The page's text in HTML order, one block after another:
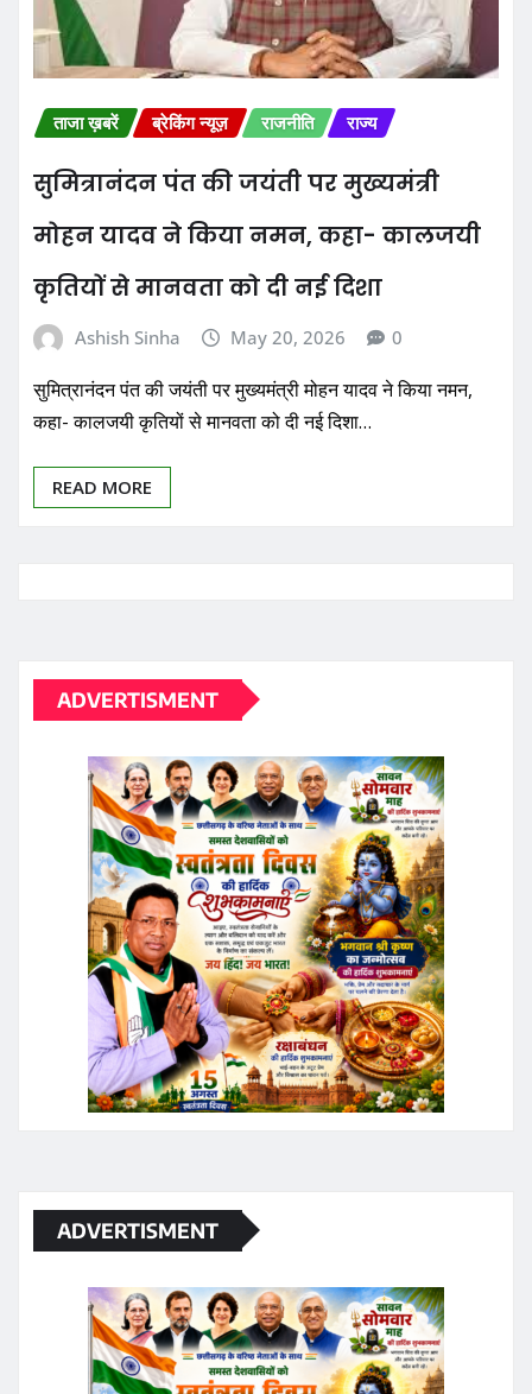
ताजा ख़बरें ब्रेकिंग न्यूज़ राजनीति राज्य
सुमित्रानंदन पंत की जयंती पर मुख्यमंत्री
मोहन यादव ने किया नमन, कहा- कालजयी
कृतियों से मानवता को दी नई दिशा
Ashish Sinha May 20, 2026 0
सुमित्रानंदन पंत की जयंती पर मुख्यमंत्री मोहन यादव ने किया नमन,
कहा- कालजयी कृतियों से मानवता को दी नई दिशा…
READ MORE
ADVERTISMENT
ADVERTISMENT